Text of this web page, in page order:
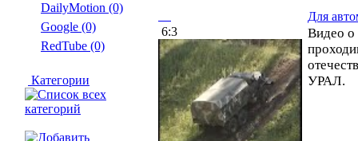
DailyMotion (0)
Google (0)
RedTube (0)
Категории
6:3
Для
Видео о
УРАЛ.